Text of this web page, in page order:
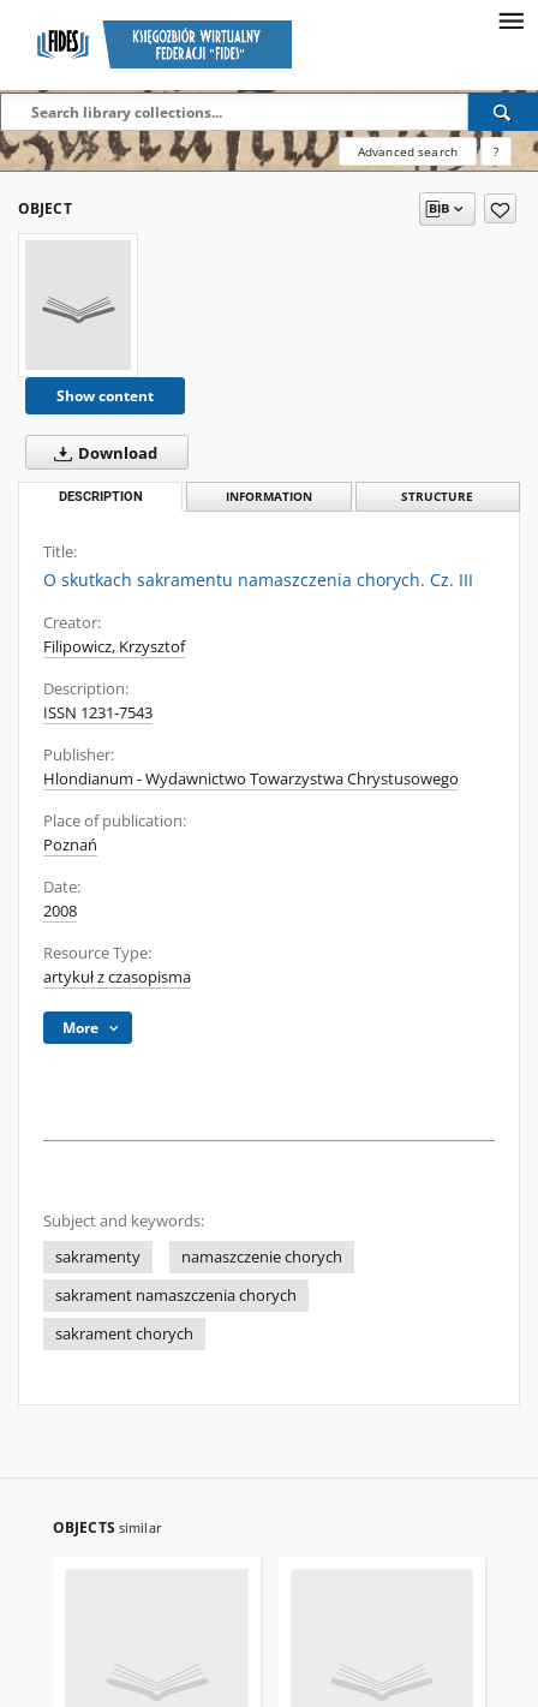
Advanced search ?
OBJECT
Show content
Download
DESCRIPTION INFORMATION STRUCTURE
Title:
O skutkach sakramentu namaszczenia chorych. Cz. III
Creator:
Filipowicz, Krzysztof
Description:
ISSN 1231-7543
Publisher:
Hlondianum - Wydawnictwo Towarzystwa Chrystusowego
Place of publication:
Poznań
Date:
2008
Resource Type:
artykuł z czasopisma
More
Subject and keywords:
sakramenty
namaszczenie chorych
sakrament namaszczenia chorych
sakrament chorych
OBJECTS similar